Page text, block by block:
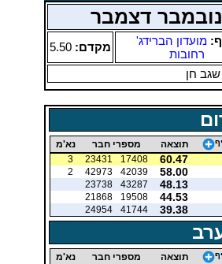
דצמבר
מועדון הברידג'
רחובות
מקדם: 5.50
שגב חן
תוצאה מספרי חבר
נא'מ
60.47
17408
23431
3
58.00
42039
42973
2
48.13
43287
23738
44.53
19508
21868
39.38
41744
24954
תוצאה מספרי חבר
נא'מ